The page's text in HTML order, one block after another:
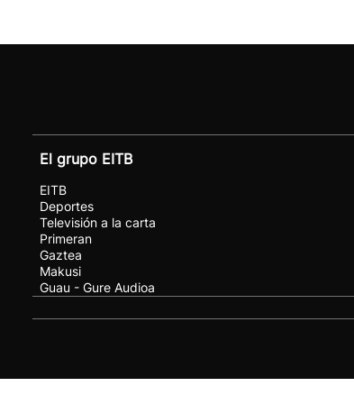
El grupo EITB
EITB
Deportes
Televisión a la carta
Primeran
Gaztea
Makusi
Guau - Gure Audioa